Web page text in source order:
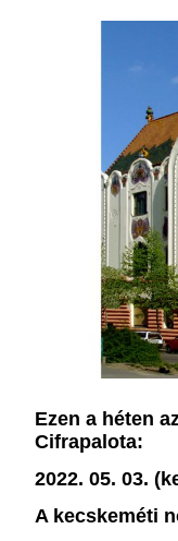
Ezen a héten
Cifrapalota:
2022. 05. 03.
A kecskeméti